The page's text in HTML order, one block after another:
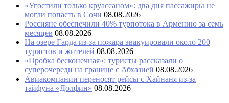
«Угостили только круассаном»: два дня пассажиры не
могли попасть в Сочи 08.08.2026
Россияне обеспечили 40% турпотока в Армению за семь
месяцев 08.08.2026
На озере Гарда из-за пожара эвакуировали около 200
туристов и жителей 08.08.2026
«Пробка бесконечная»: туристы рассказали о
суперочереди на границе с Абхазией 08.08.2026
Авиакомпании переносят рейсы с Хайнаня из-за
тайфуна «Долфин» 08.08.2026